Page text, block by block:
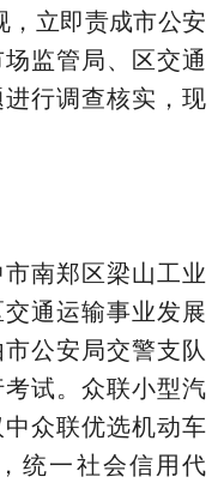
，立即责成市公安
监管局、区交通
行调查核实，现
南郑区梁山工业
通运输事业发展
公安局交警支队
试。众联小型汽
众联优选机动车
统一社会信用代